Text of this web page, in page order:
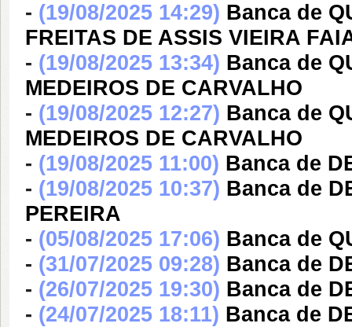
- (19/08/2025 14:29) Banca de
FREITAS DE ASSIS VIEIRA
- (19/08/2025 13:34) Banca de
MEDEIROS DE CARVALHO
- (19/08/2025 12:27) Banca de
MEDEIROS DE CARVALHO
- (19/08/2025 11:00) Banca de
- (19/08/2025 10:37) Banca de
PEREIRA
- (05/08/2025 17:06) Banca de
- (31/07/2025 09:28) Banca de
- (26/07/2025 19:30) Banca de
- (24/07/2025 18:11) Banca de